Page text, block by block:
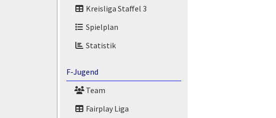
Kreisliga Staffel 3
Spielplan
Statistik
F-Jugend
Team
Fairplay Liga